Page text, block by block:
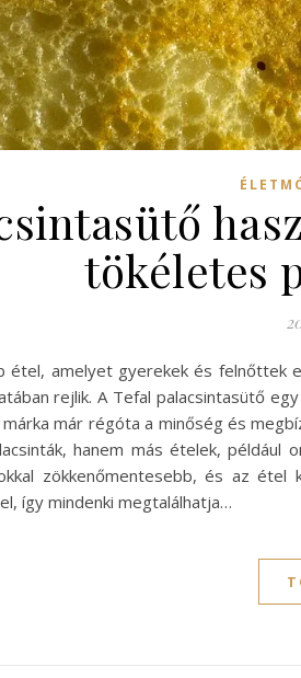
tökéletes
étel, amelyet gyerekek és felnőttek
rejlik. A Tefal palacsintasütő
már régóta a minőség és
hanem más ételek,
zökkenőmentesebb, és az étel
így mindenki megtalálhatja…